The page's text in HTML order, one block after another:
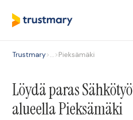
Trustmary>…>Pieksämäki
Löydä paras
alueella Pieksämäki